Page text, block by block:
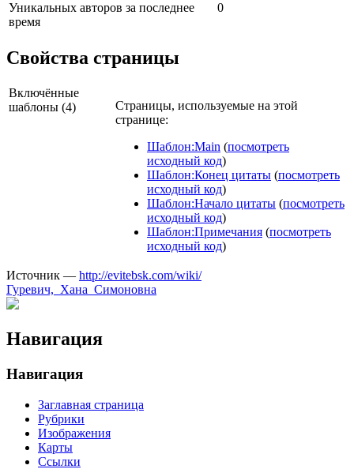
Уникальных авторов за последнее
время
0
Свойства страницы
Включённые
шаблоны (4)
Страницы, используемые на этой
странице:
Шаблон:Main (посмотреть
исходный код)
Шаблон:Конец цитаты (посмотреть
исходный код)
Шаблон:Начало цитаты (посмотреть
исходный код)
Шаблон:Примечания (посмотреть
исходный код)
Источник — http://evitebsk.com/wiki/
Гуревич,_Хана_Симоновна
Навигация
Навигация
Заглавная страница
Рубрики
Изображения
Карты
Ссылки